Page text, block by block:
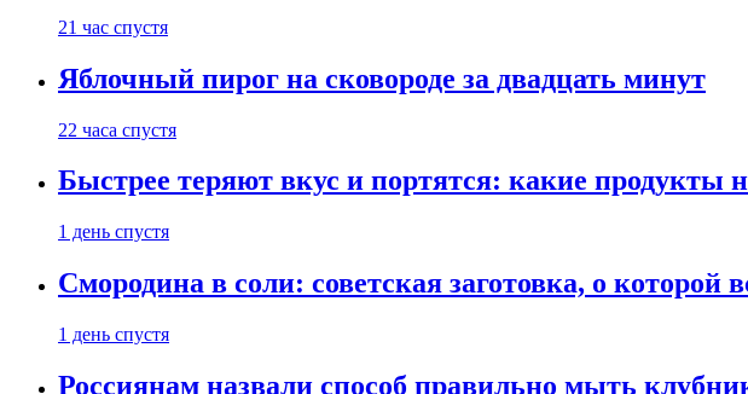
21 час спустя
Яблочный пирог на сковороде за двадцать минут
22 часа спустя
Быстрее теряют вкус и портятся: какие продукты
1 день спустя
Смородина в соли: советская заготовка, о которой
1 день спустя
Россиянам назвали способ правильно мыть